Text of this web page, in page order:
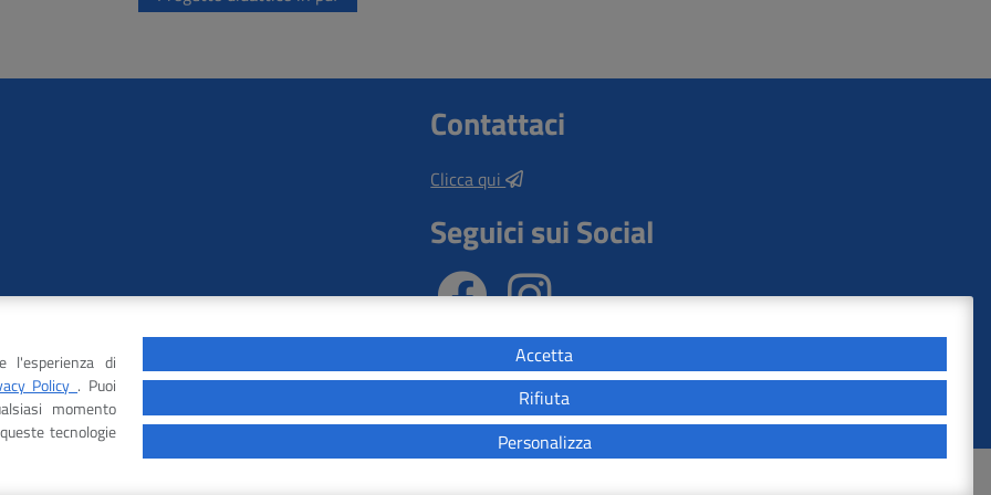
Contattaci
Clicca qui
Seguici sui Social
l'esperienza di
Policy . Puoi
momento
tecnologie
Accetta
Rifiuta
Personalizza